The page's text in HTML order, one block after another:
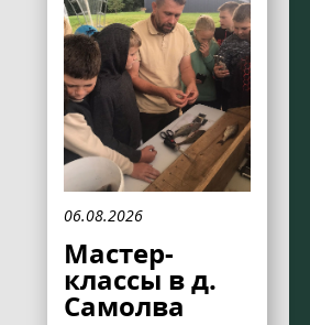
06.08.2026
Мастер-
классы в д.
Самолва